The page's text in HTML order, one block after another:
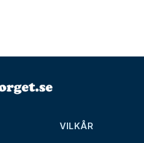
VILKÅR